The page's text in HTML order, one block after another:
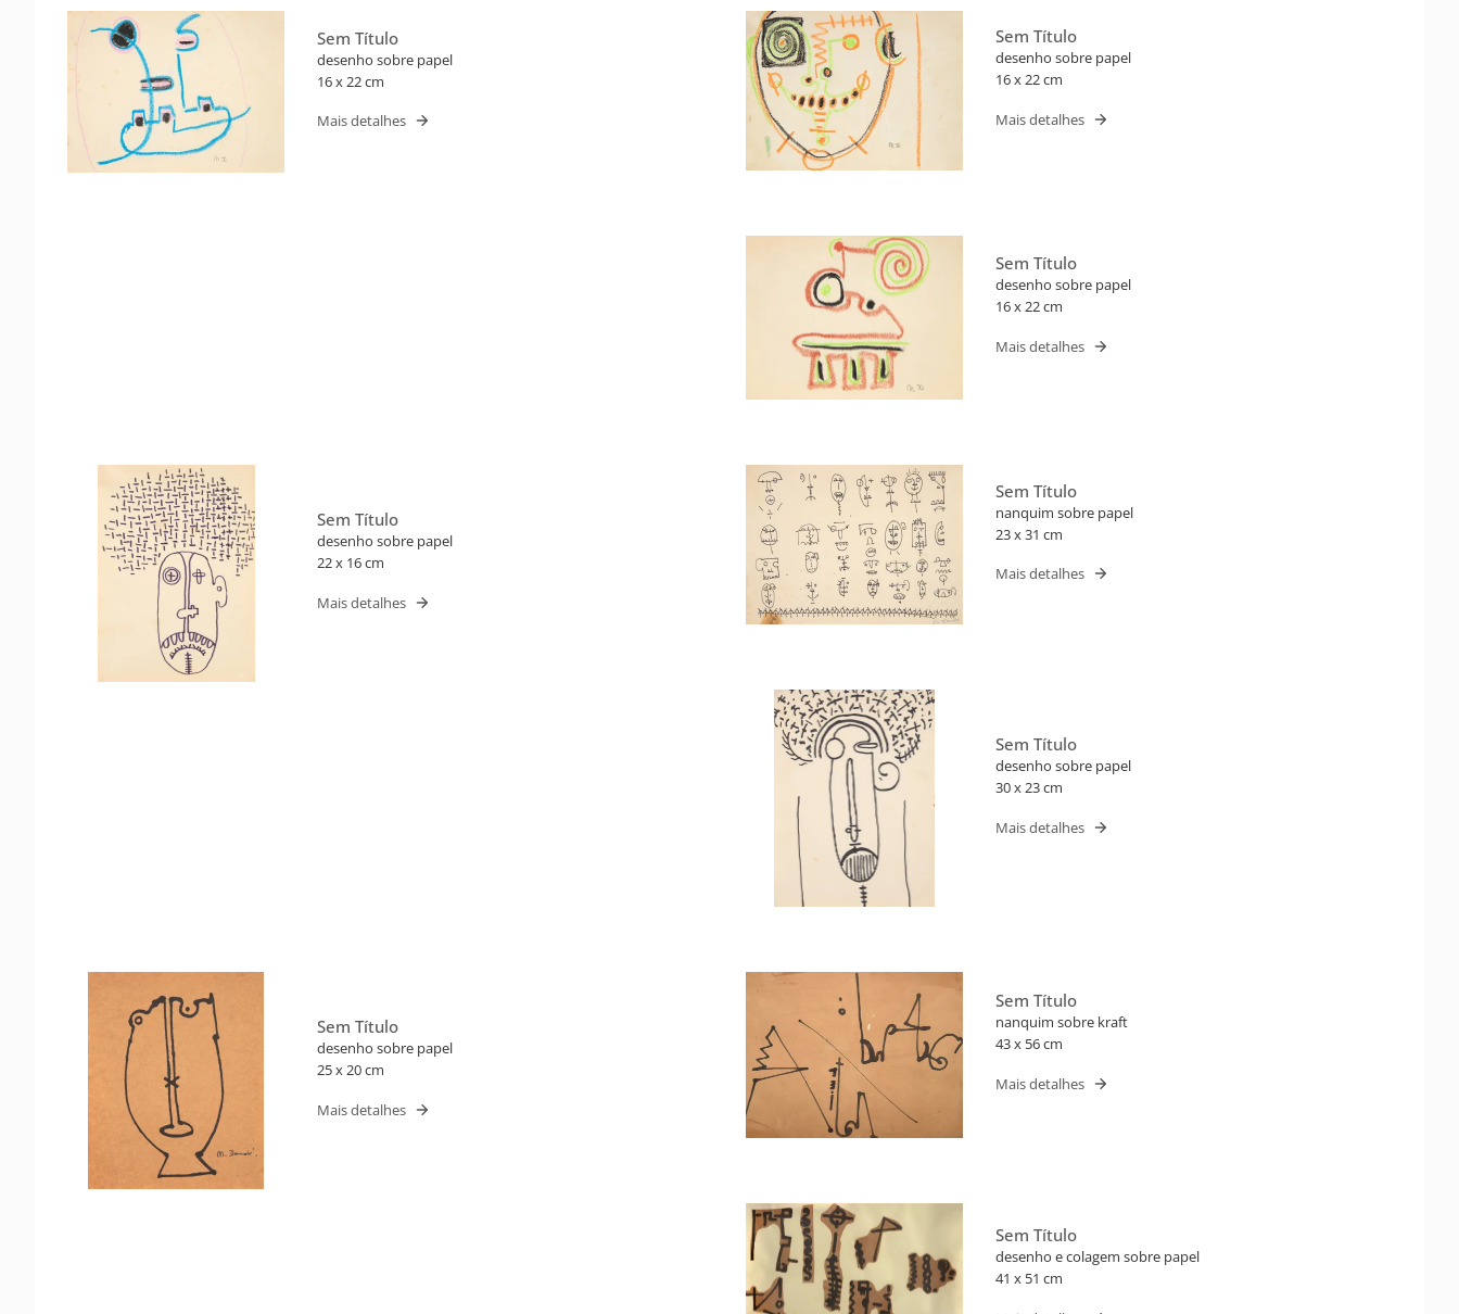
Sem Título
desenho sobre papel
16 x 22 cm
Mais detalhes
Sem Título
desenho sobre papel
16 x 22 cm
Mais detalhes
Sem Título
desenho sobre papel
16 x 22 cm
Mais detalhes
Sem Título
desenho sobre papel
22 x 16 cm
Mais detalhes
Sem Título
nanquim sobre papel
23 x 31 cm
Mais detalhes
Sem Título
desenho sobre papel
30 x 23 cm
Mais detalhes
Sem Título
desenho sobre papel
25 x 20 cm
Mais detalhes
Sem Título
nanquim sobre kraft
43 x 56 cm
Mais detalhes
Sem Título
desenho e colagem sobre papel
41 x 51 cm